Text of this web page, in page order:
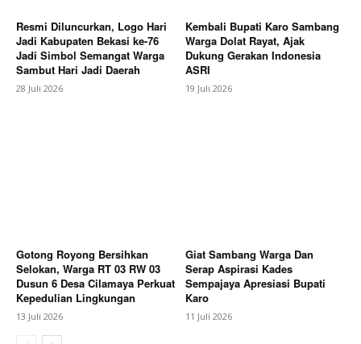
SUBSCRIBE NOW
Bagikan Artikel
Berita Lainnya
Resmi Diluncurkan, Logo Hari
Jadi Kabupaten Bekasi ke-76
Jadi Simbol Semangat Warga
Sambut Hari Jadi Daerah
28 Juli 2026
Kembali Bupati Karo Sambang
Warga Dolat Rayat, Ajak
Dukung Gerakan Indonesia
ASRI
19 Juli 2026
Gotong Royong Bersihkan
Selokan, Warga RT 03 RW 03
Dusun 6 Desa Cilamaya Perkuat
Kepedulian Lingkungan
13 Juli 2026
Giat Sambang Warga Dan
Serap Aspirasi Kades
Sempajaya Apresiasi Bupati
Karo
11 Juli 2026